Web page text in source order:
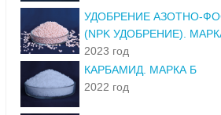
УДОБРЕНИЕ АЗОТНО-
(NPK УДОБРЕНИЕ).
2023 год
КАРБАМИД. МАРКА Б
2022 год